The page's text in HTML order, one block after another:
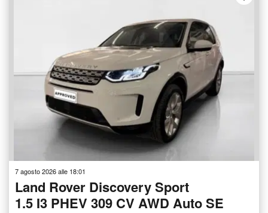
7 agosto 2026 alle 18:01
Land Rover Discovery Sport
1.5 I3 PHEV 309 CV AWD Auto SE